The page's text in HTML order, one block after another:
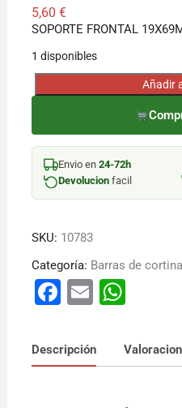
5,60 €
SOPORTE FRONTAL
1 disponibles
SOPORTE
19X69MM
cantidad
Añadir
Envio en 24-72h
Devolucionfacil
SKU: 10783
Categoría: Barras de
F
c
e
E
ai
l
W
at
s
Descripción